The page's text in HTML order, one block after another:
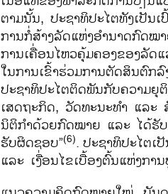
ຕາມ​ນັ້ນ, ປະຊາທິປະ​ໄຕ​ທັງ​ເປັນ​
ການກໍ່ສ້າງ​ລັດ​ແຫ່ງອຳນາດ​ກົດໝ
ການ​ເຄື່ອນ​ໄຫວ​ຄຸ້ມ​ຄອງ​ຂອງ​ລັດ​
ໃນ​ການ​ເຂົ້າ​ຮ່ວມການ​ຕັດສິນ​ຕົກ​
ປະຊາທິປະ​ໄຕຕິດ​ພັນ​ກັບ​ຄວາມ​ຍຸ
ເສດຖະກິດ, ວັດທະນະທຳ ​ແລະ
ນິຕິ​ກຳ​ດ້ວຍ​ກົດໝາຍ ​ແລະ ​ໄດ້ຮັ
ຮັບຜິດຊອບ”(6). ປະຊາທິປະ​ໄຕ​ເ
ແລະ ​ເງື່ອ​ນໄຂ​ເບື້ອງ​ຕົ້ນ​ແຫ່ງ​ກ